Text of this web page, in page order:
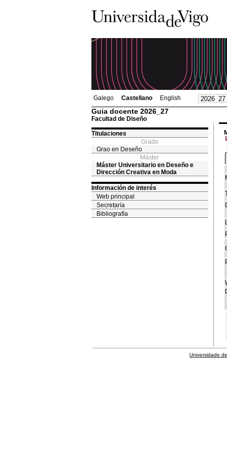
Galego Castellano English
Guia docente 2026_27
Facultad de Diseño
Titulaciones
Grado
Grao en Deseño
Máster
Máster Universitario en Deseño e
Dirección Creativa en Moda
Información de interés
Web principal
Secretaría
Bibliografía
Universidade